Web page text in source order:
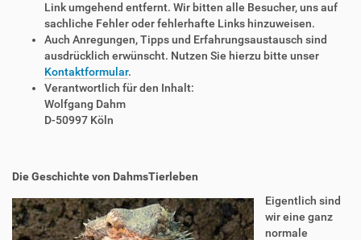
Link umgehend entfernt. Wir bitten alle Besucher, uns auf
sachliche Fehler oder fehlerhafte Links hinzuweisen.
Auch Anregungen, Tipps und Erfahrungsaustausch sind
ausdrücklich erwünscht. Nutzen Sie hierzu bitte unser
Kontaktformular.
Verantwortlich für den Inhalt:
Wolfgang Dahm
D-50997 Köln
Die Geschichte von DahmsTierleben
Eigentlich sind
wir eine ganz
normale